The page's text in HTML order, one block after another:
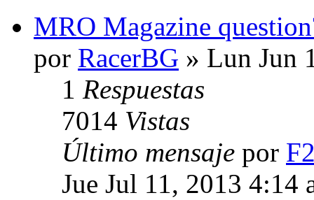
MRO Magazine
por RacerBG » Lun Jun
1 Respuestas
7014 Vistas
Último mensaje por
Jue Jul 11, 2013 4:14